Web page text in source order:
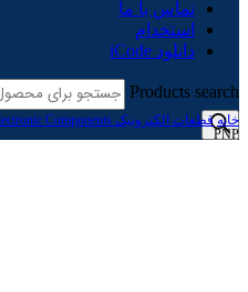
تماس با ما
استخدام
دانلود iCode
Products search
خانه قطعات الکترونیک Electronic Components
PNP